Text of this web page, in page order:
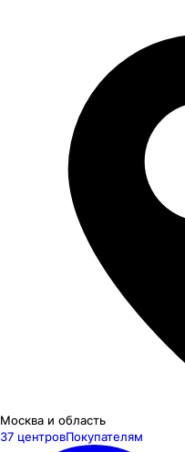
Москва и область
37 центровПокупателям